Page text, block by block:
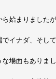
始まりました
イナダ、そし
場面もありま